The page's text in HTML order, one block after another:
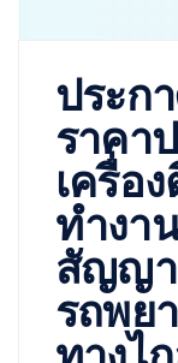
ประก
ราคา
เครื่อ
ทำงา
สัญญ
รถพย